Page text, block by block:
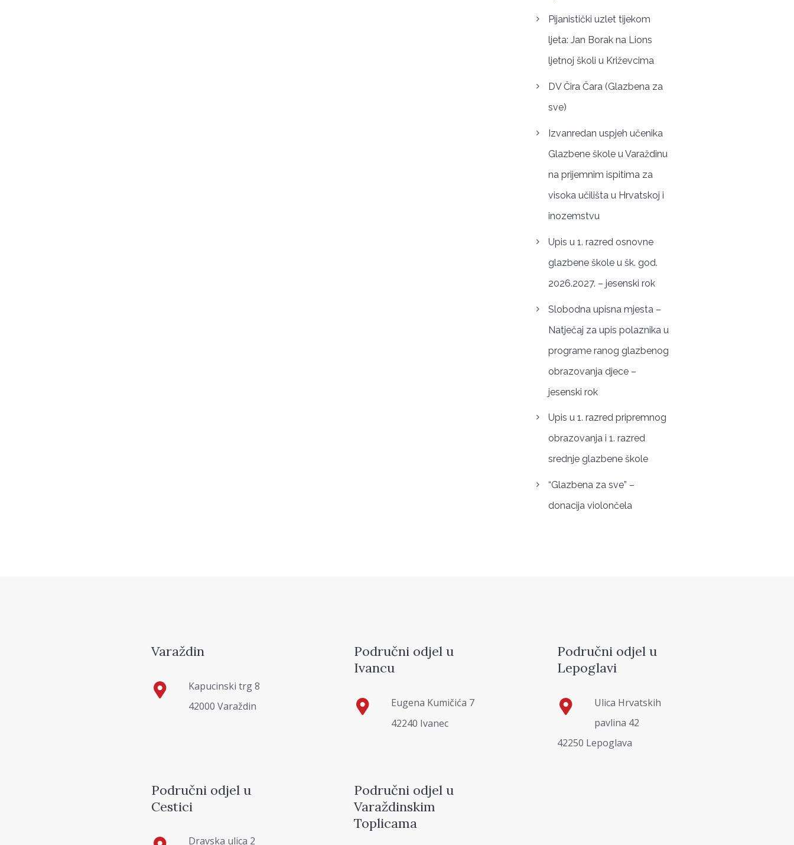
Pijanistički uzlet tijekom
ljeta: Jan Borak na Lions
ljetnoj školi u Križevcima
DV Čira Čara (Glazbena za
sve)
Izvanredan uspjeh učenika
Glazbene škole u Varaždinu
na prijemnim ispitima za
visoka učilišta u Hrvatskoj i
inozemstvu
Upis u 1. razred osnovne
glazbene škole u šk. god.
2026.2027. – jesenski rok
Slobodna upisna mjesta –
Natječaj za upis polaznika u
programe ranog glazbenog
obrazovanja djece –
jesenski rok
Upis u 1. razred pripremnog
obrazovanja i 1. razred
srednje glazbene škole
“Glazbena za sve” –
donacija violončela
Varaždin
Kapucinski trg 8
42000 Varaždin
Područni odjel u
Ivancu
Eugena Kumičića 7
42240 Ivanec
Područni odjel u
Lepoglavi
Ulica Hrvatskih
pavlina 42
42250 Lepoglava
Područni odjel u
Cestici
Dravska ulica 2
Područni odjel u
Varaždinskim
Toplicama